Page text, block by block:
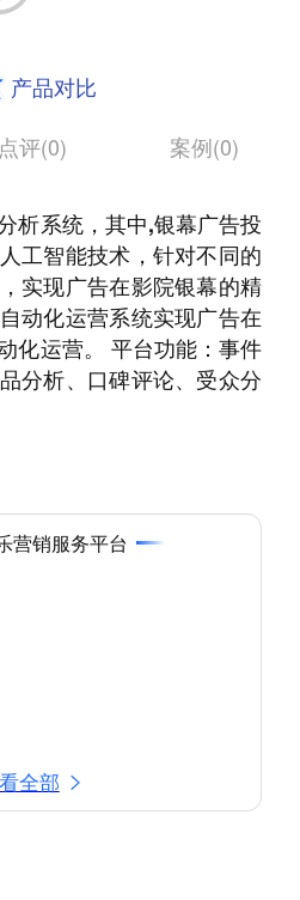
产品对比
点评(0) 案例(0)
析系统，其中,银幕广告投
工智能技术，针对不同的
实现广告在影院银幕的精
动化运营系统实现广告在
化运营。 平台功能：事件
分析、口碑评论、受众分
营销服务平台
全部